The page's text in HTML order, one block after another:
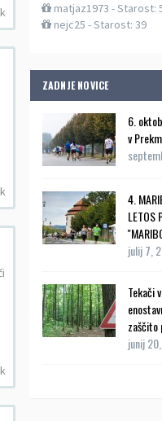
matjaz1973 - Starost:
nejc25 - Starost: 39
ZADNJE NOVICE
6.
v
4.
LETOS
julij 7,
Tekači
junij